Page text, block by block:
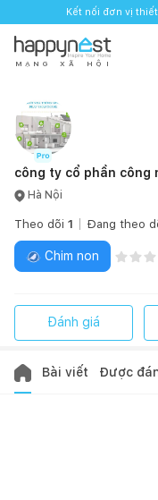
Kết nối đơn vị
M Ạ N G X Ã H Ộ I
công ty cổ phần công
Hà Nội
Theo dõi 1 Đang theo
Chim non
Đánh giá
Bài viết Được